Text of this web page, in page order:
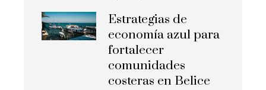
Estrategias de
economía azul para
fortalecer
comunidades
costeras en Belice